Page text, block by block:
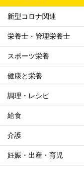
新型コロナ関連
栄養士・管理栄養士
スポーツ栄養
健康と栄養
調理・レシピ
給食
介護
妊娠・出産・育児